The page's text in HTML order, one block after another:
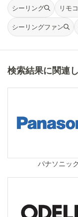
シーリング リモ
シーリングファン
検索結果に関連
パナソニック